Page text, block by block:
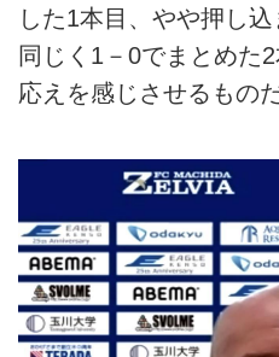
した1本目、やや押し
同じく1－0でまとめた
応えを感じさせるもの